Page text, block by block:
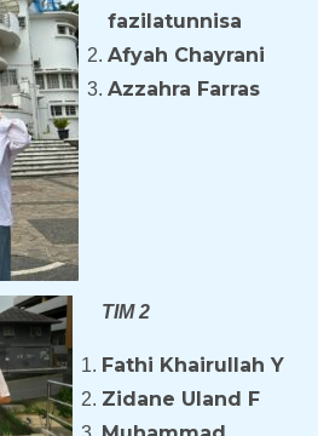
fazilatunnisa
Afyah Chayrani
Azzahra Farras
TIM 2
Fathi Khairullah Y
Zidane Uland F